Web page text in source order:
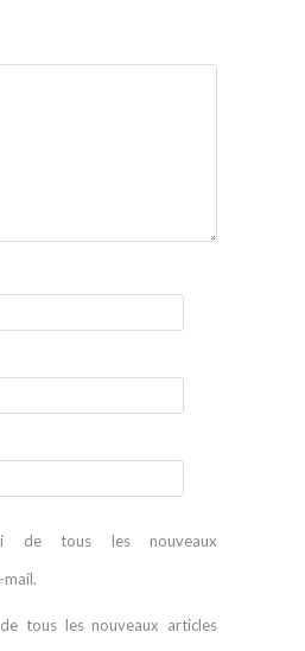
de tous les nouveaux
tous les nouveaux articles